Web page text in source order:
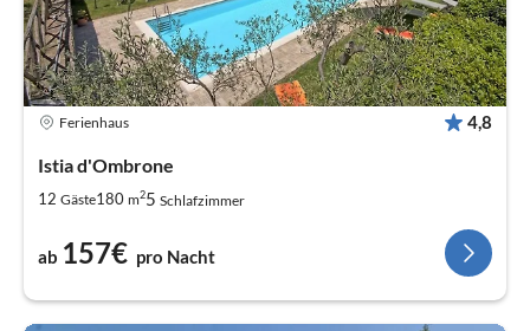
Ferienhaus 4,8
Istia d'Ombrone
12 Gäste180 m25 Schlafzimmer
ab 157€ pro Nacht